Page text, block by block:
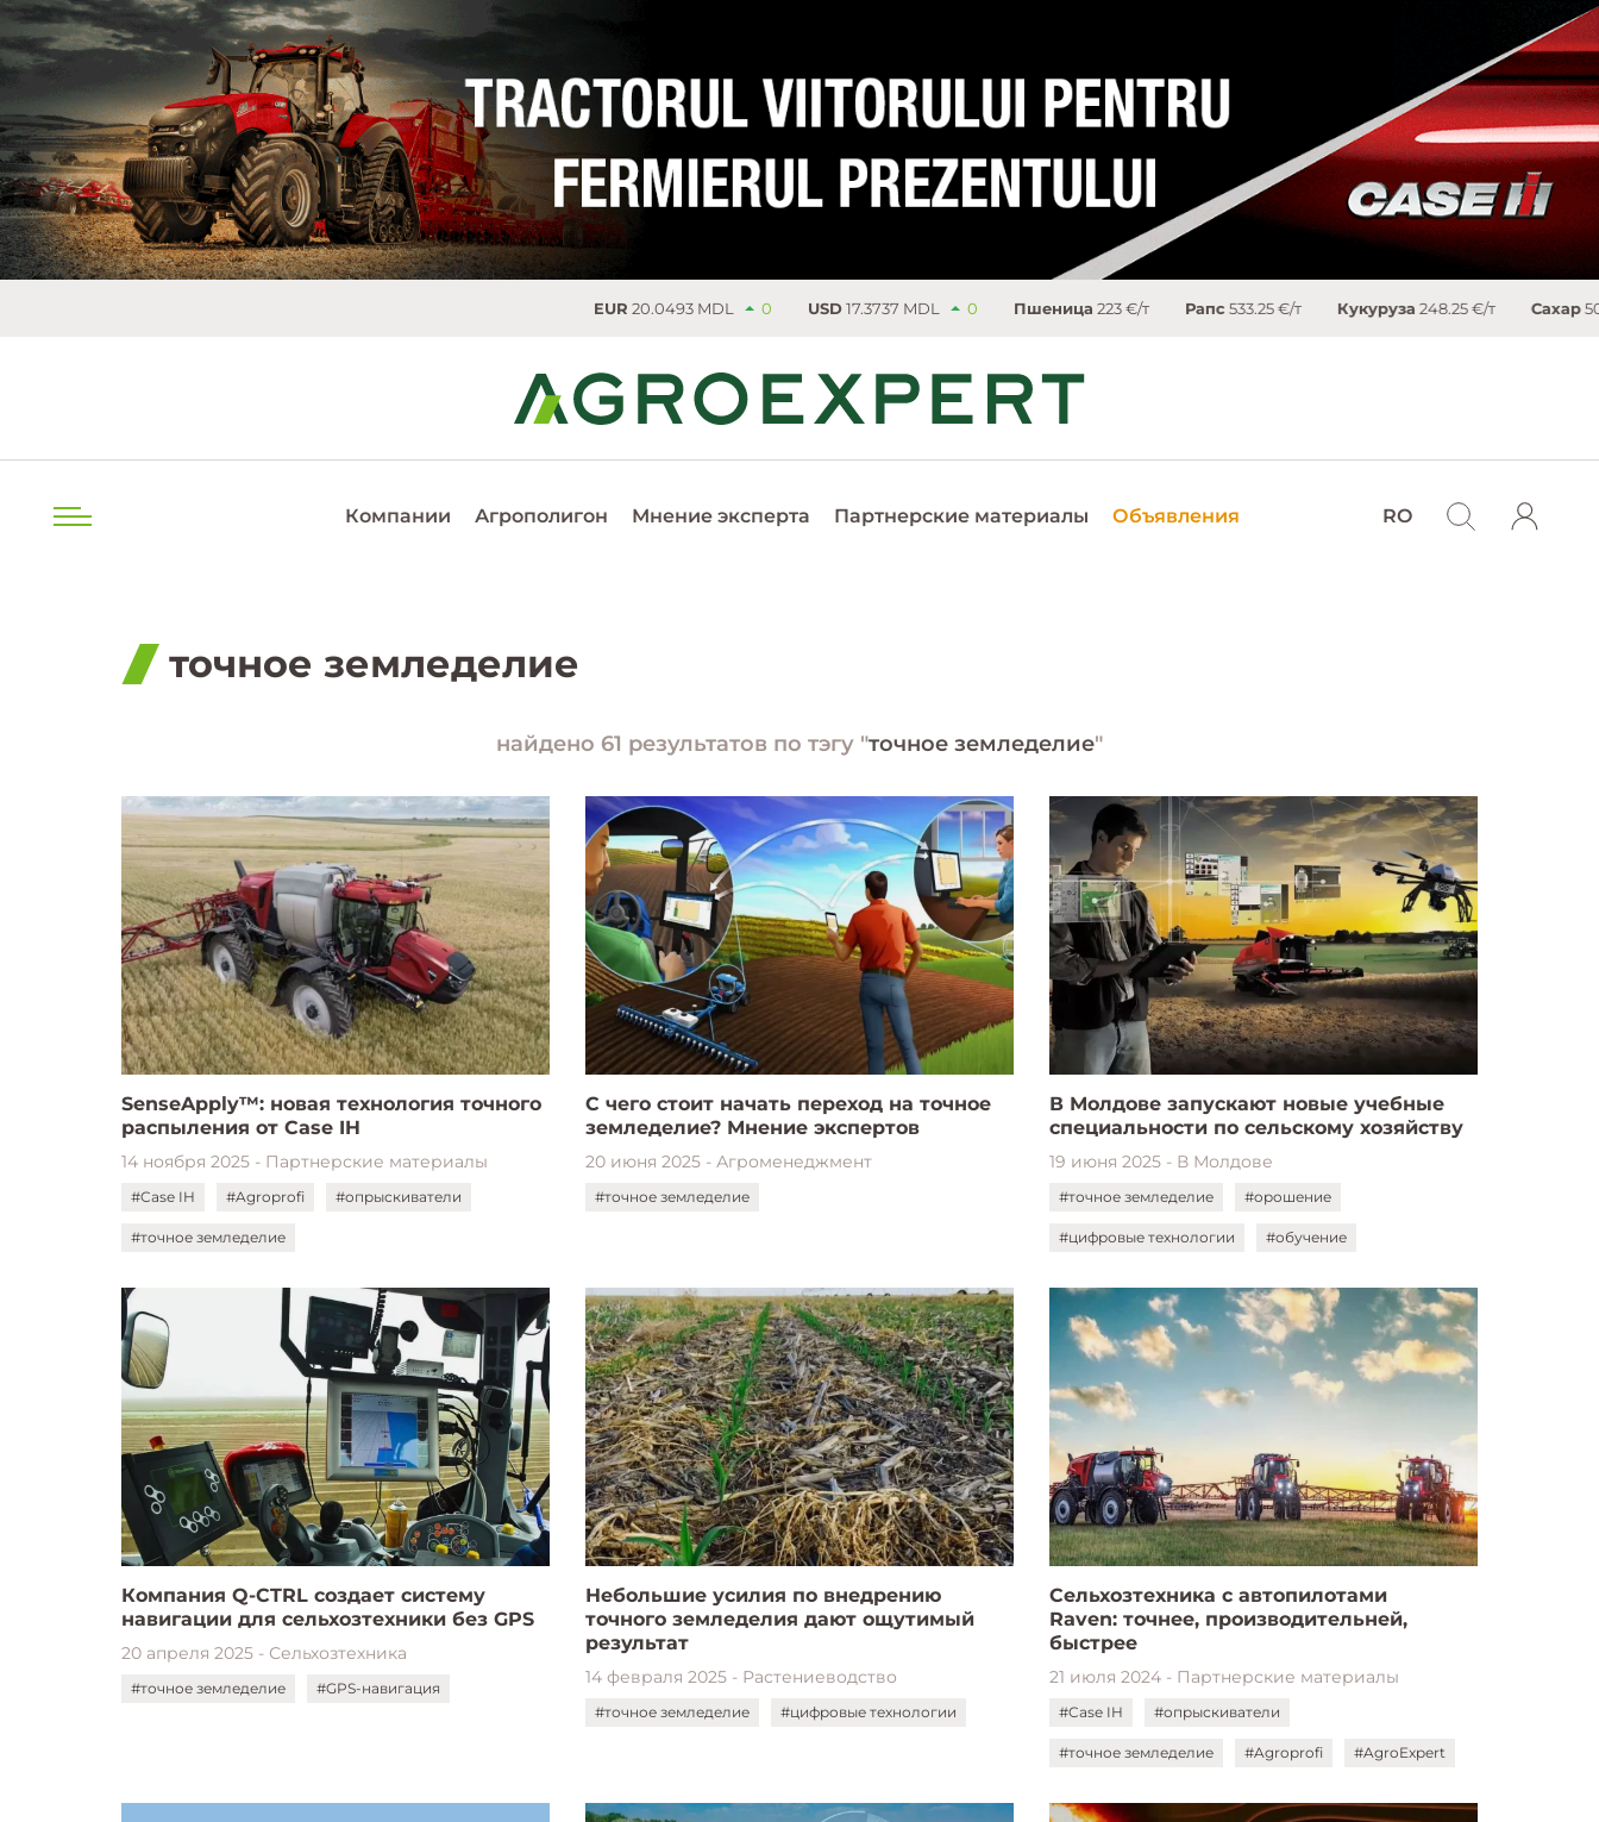
20.0493 MDL 0 USD17.3737 MDL 0 Пшеница223 €/т Рапс533.25 €/т Кукуруза248.25 €/т Сахар503.4 €/т
Компании Агрополигон Мнение эксперта Партнерские материалы Объявления RO
точное земледелие
найдено 61 результатов по тэгу "точное земледелие"
SenseApply™: новая технология точного
распыления от Case IH
14 ноября 2025 - Партнерские материалы
#Case IH #Agroprofi #опрыскиватели
#точное земледелие
С чего стоит начать переход на точное
земледелие? Мнение экспертов
20 июня 2025 - Агроменеджмент
#точное земледелие
В Молдове запускают новые учебные
специальности по сельскому хозяйству
19 июня 2025 - В Молдове
#точное земледелие #орошение
#цифровые технологии #обучение
Компания Q-CTRL создает систему
навигации для сельхозтехники без GPS
20 апреля 2025 - Сельхозтехника
#точное земледелие #GPS-навигация
Небольшие усилия по внедрению
точного земледелия дают ощутимый
результат
14 февраля 2025 - Растениеводство
#точное земледелие #цифровые технологии
Сельхозтехника с автопилотами
Raven: точнее, производительней,
быстрее
21 июля 2024 - Партнерские материалы
#Case IH #опрыскиватели
#точное земледелие #Agroprofi #AgroExpert